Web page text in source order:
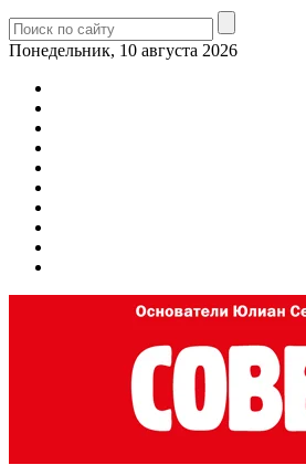
Понедельник, 10 августа 2026